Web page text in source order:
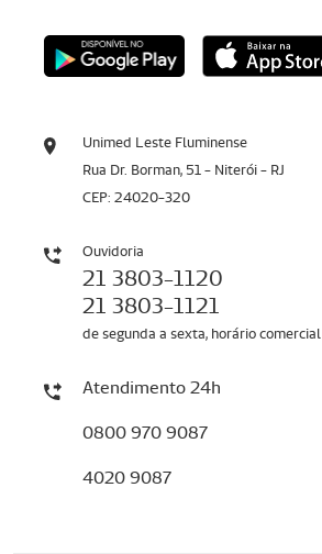
Unimed Leste Fluminense
Rua Dr. Borman, 51 - Niterói - RJ
CEP: 24020-320
Ouvidoria
21 3803-1120
21 3803-1121
de segunda a sexta, horário comercial
Atendimento 24h
0800 970 9087
4020 9087